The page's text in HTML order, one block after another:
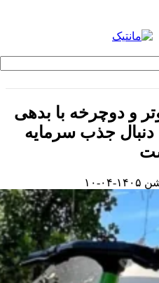
و دوچرخه با بدهی
دنبال جذب سرمایه
۰۴-۱۰